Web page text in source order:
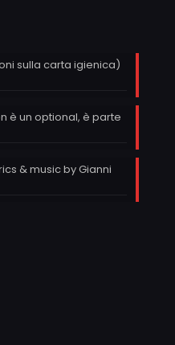
sulla carta igienica)
è un optional, è parte
& music by Gianni